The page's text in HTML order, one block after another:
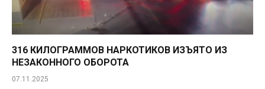
316 КИЛОГРАММОВ НАРКОТИКОВ ИЗЪЯТО ИЗ
НЕЗАКОННОГО ОБОРОТА
07.11.2025